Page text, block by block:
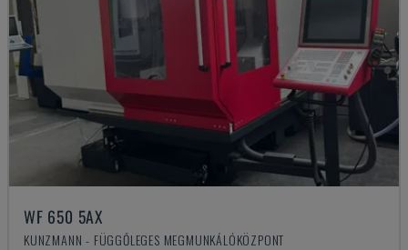
WF 650 5AX
KUNZMANN - FÜGGŐLEGES MEGMUNKÁLÓKÖZPONT